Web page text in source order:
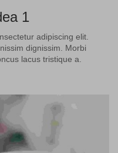
1
adipiscing elit.
dignissim. Morbi
lacus tristique a.